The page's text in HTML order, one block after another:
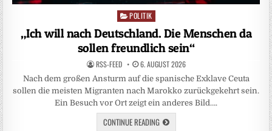
Posted
in
POLITIK
„Ich will nach Deutschland. Die Menschen da
sollen freundlich sein“
RSS-FEED 6. AUGUST 2026
Nach dem großen Ansturm auf die spanische Exklave Ceuta
sollen die meisten Migranten nach Marokko zurückgekehrt sein.
Ein Besuch vor Ort zeigt ein anderes Bild….
CONTINUE READING